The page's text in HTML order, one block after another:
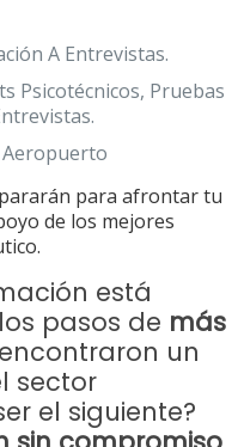
A Entrevistas.
Psicotécnicos, Pruebas
Aeropuerto
para afrontar tu
de los mejores
está
pasos de más
un
sector
el siguiente?